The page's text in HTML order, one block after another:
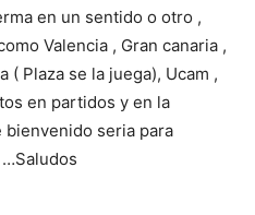
en un sentido o otro ,
Valencia , Gran canaria ,
( Plaza se la juega), Ucam ,
en partidos y en la
bienvenido seria para